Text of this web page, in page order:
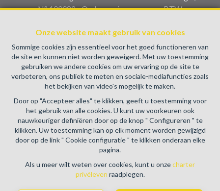
Onze website maakt gebruik van cookies
Sommige cookies zijn essentieel voor het goed functioneren van
de site en kunnen niet worden geweigerd. Met uw toestemming
gebruiken we andere cookies om uw ervaring op de site te
verbeteren, ons publiek te meten en sociale-mediafuncties zoals
het bekijken van video's mogelijk te maken.
Door op "Accepteer alles" te klikken, geeft u toestemming voor
het gebruik van alle cookies. U kunt uw voorkeuren ook
nauwkeuriger definiëren door op de knop " Configureren " te
klikken. Uw toestemming kan op elk moment worden gewijzigd
door op de link " Cookie configuratie " te klikken onderaan elke
pagina.
Als u meer wilt weten over cookies, kunt u onzecharter
privéleven raadplegen.
N° 100082 - Ondernemingsnummer : BTW
Beroepinstituut van Vastgoedmakelaars Luxemburgstraat,
16B - 1000 Brussel (+32 2 505 38 50 - info@biv.be) -
www.biv.be-Deontologische code
BA en borgstelling via NV AXA Belgium, Troonplein 1, 1000
Brussel (polisnr. 730.390.160) Dekking geldt voor
activiteiten die in België worden uitgevoerd
Algemene gebruiksvoorwaarden van de website
Charter privéleven
Cookie configuratie